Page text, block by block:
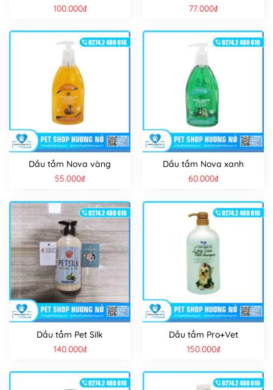
100.000₫ 77.000₫
Dầu tắm Nova vàng
55.000₫
Dầu tắm Nova xanh
60.000₫
Dầu tắm Pet Silk
140.000₫
Dầu tắm Pro+Vet
150.000₫